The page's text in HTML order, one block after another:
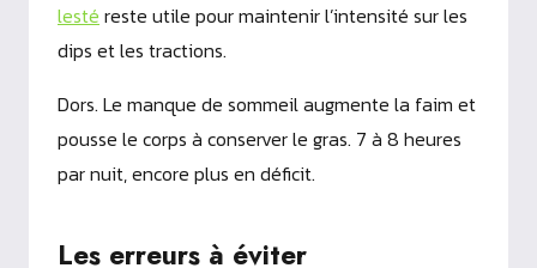
lesté reste utile pour maintenir l’intensité sur les
dips et les tractions.
Dors. Le manque de sommeil augmente la faim et
pousse le corps à conserver le gras. 7 à 8 heures
par nuit, encore plus en déficit.
Les erreurs à éviter